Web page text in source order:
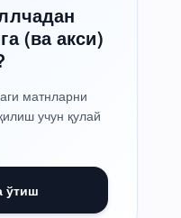
(ва акси)
матнларни
учун қулай
ўтиш